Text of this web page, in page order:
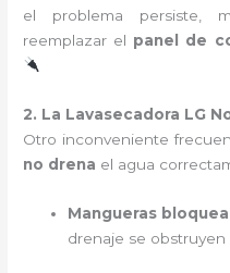
el problema persiste,
reemplazar el panel de
2. La Lavasecadora LG
Otro inconveniente
no drena el agua
Mangueras
drenaje se obstruyen